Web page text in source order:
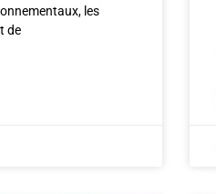
les
de